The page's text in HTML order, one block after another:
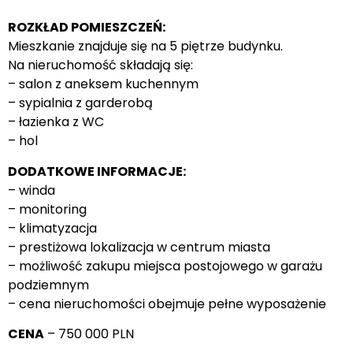
ROZKŁAD POMIESZCZEŃ:
Mieszkanie znajduje się na 5 piętrze budynku.
Na nieruchomość składają się:
– salon z aneksem kuchennym
– sypialnia z garderobą
– łazienka z WC
– hol
DODATKOWE INFORMACJE:
– winda
– monitoring
– klimatyzacja
– prestiżowa lokalizacja w centrum miasta
– możliwość zakupu miejsca postojowego w garażu
podziemnym
– cena nieruchomości obejmuje pełne wyposażenie
CENA – 750 000 PLN